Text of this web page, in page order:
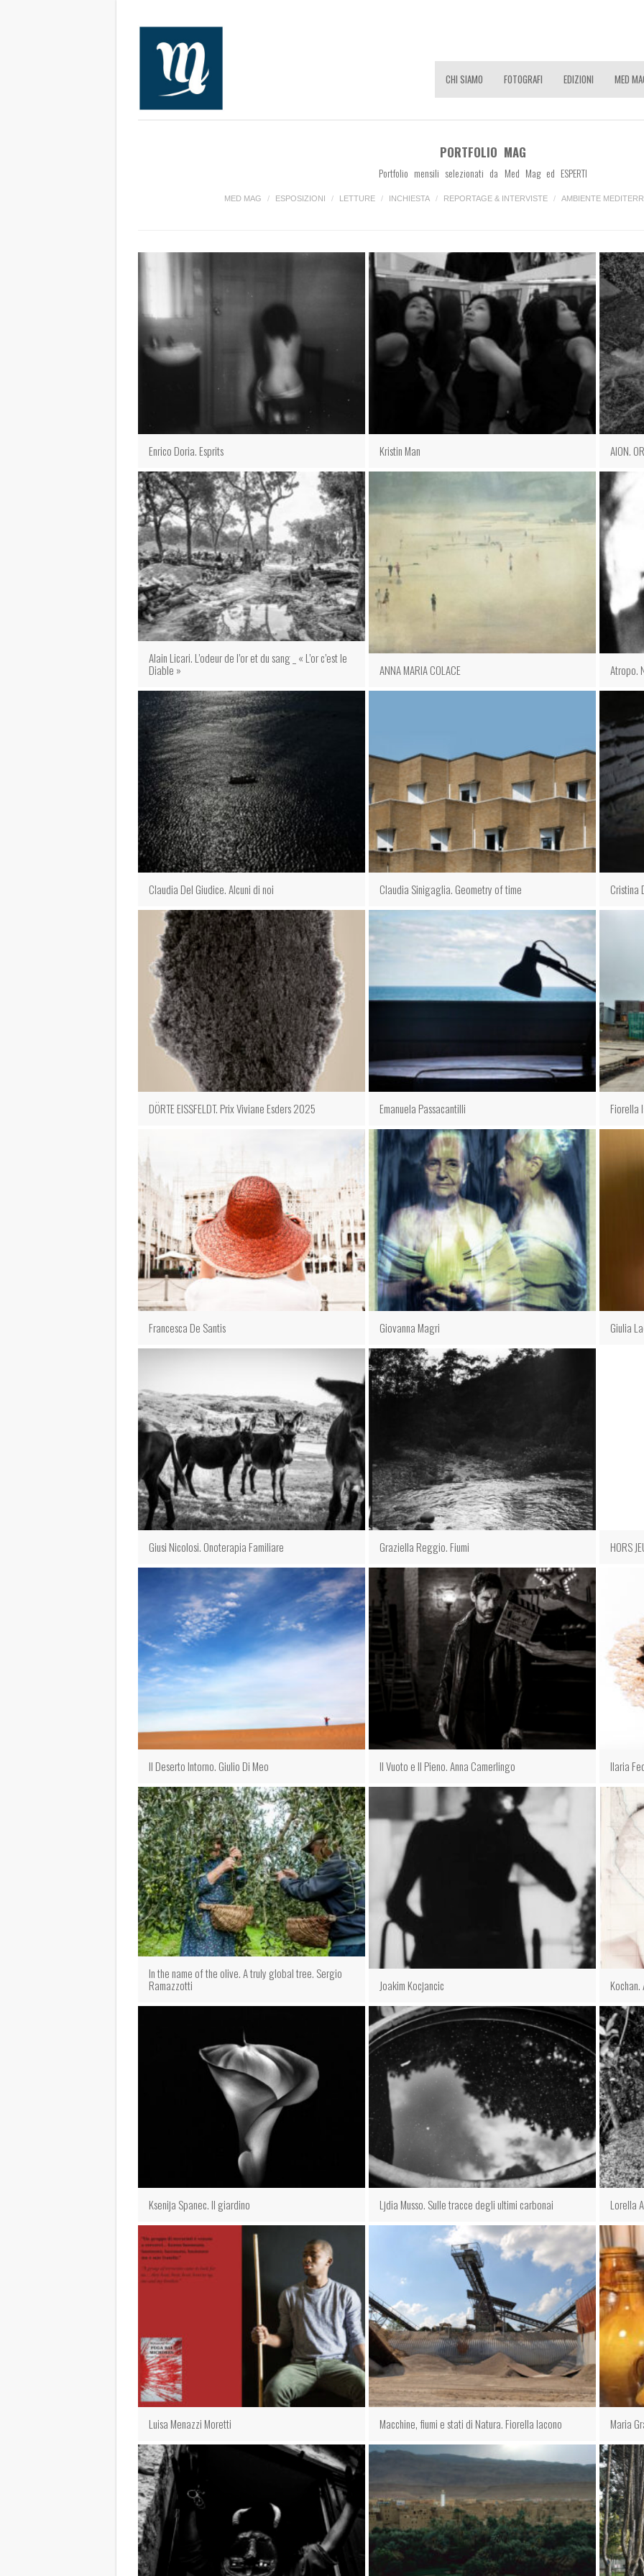
CHI SIAMO FOTOGRAFI EDIZIONI MED
PORTFOLIO MAG
Portfolio mensili selezionati da Med Mag ed ESPERTI
MED MAG / ESPOSIZIONI / LETTURE / INCHIESTA / REPORTAGE & INTERVISTE / AMBIENTE
Enrico Doria. Esprits Kristin Man AION.
Alain Licari. L’odeur de l’or et du sang _ « L’or c’est le
Diable » ANNA MARIA COLACE Atropo.
Claudia Del Giudice. Alcuni di noi Claudia Sinigaglia. Geometry of time Cristina
DÖRTE EISSFELDT. Prix Viviane Esders 2025 Emanuela Passacantilli Fiorella
Francesca De Santis Giovanna Magri Giulia
Giusi Nicolosi. Onoterapia Familiare Graziella Reggio. Fiumi HORS
Il Deserto Intorno. Giulio Di Meo Il Vuoto e Il Pieno. Anna Camerlingo Ilaria
In the name of the olive. A truly global tree. Sergio
Ramazzotti Joakim Kocjancic
Ksenija Spanec. Il giardino Ljdia Musso. Sulle tracce degli ultimi carbonai Lorella
Luisa Menazzi Moretti Macchine, fiumi e stati di Natura. Fiorella Iacono Maria